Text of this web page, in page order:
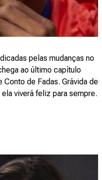
pelas mudanças no
ao último capítulo
de Fadas. Grávida de
viverá feliz para sempre.